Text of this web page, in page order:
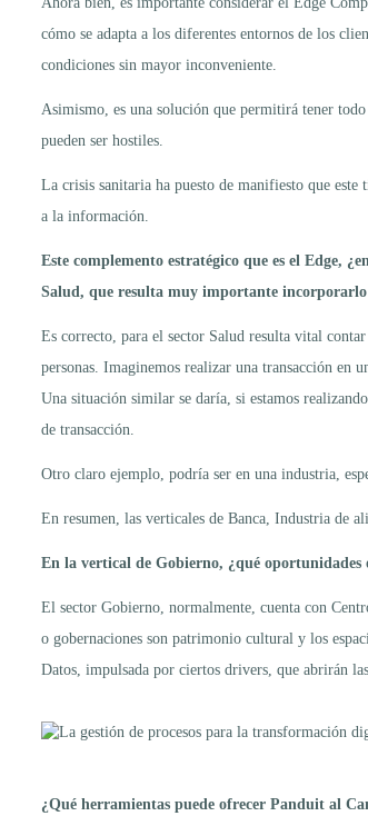
cómo se adapta a los diferentes entornos de los
condiciones sin mayor inconveniente.
Asimismo, es una solución que permitirá tener todo
pueden ser hostiles.
La crisis sanitaria ha puesto de manifiesto que
a la información.
Este complemento estratégico que es el Edge,
Salud, que resulta muy importante
Es correcto, para el sector Salud resulta vital
personas. Imaginemos realizar una transacción en
Una situación similar se daría, si estamos
de transacción.
Otro claro ejemplo, podría ser en una industria,
En resumen, las verticales de Banca, Industria de
En la vertical de Gobierno, ¿qué oportunidades
El sector Gobierno, normalmente, cuenta con
o gobernaciones son patrimonio cultural y los
Datos, impulsada por ciertos drivers, que abrirán
¿Qué herramientas puede ofrecer Panduit al